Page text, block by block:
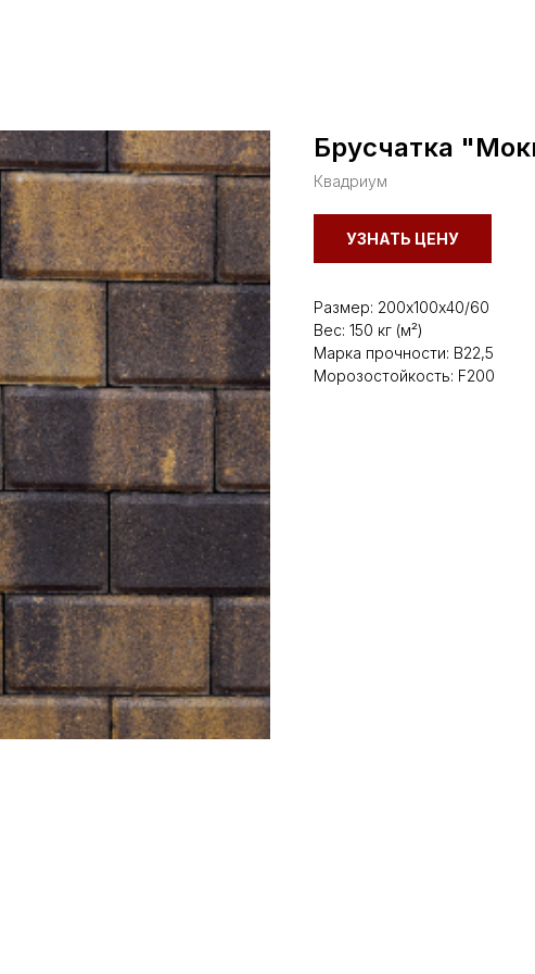
Брусчатка
Квадриум
УЗНАТЬ ЦЕНУ
Размер: 200х100х40/60
Вес: 150 кг (м²)
Марка прочности: В22,5
Морозостойкость: F200